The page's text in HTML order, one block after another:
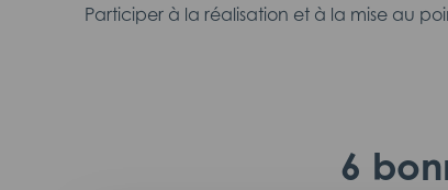
Participer à la réalisation et à la mise au
6